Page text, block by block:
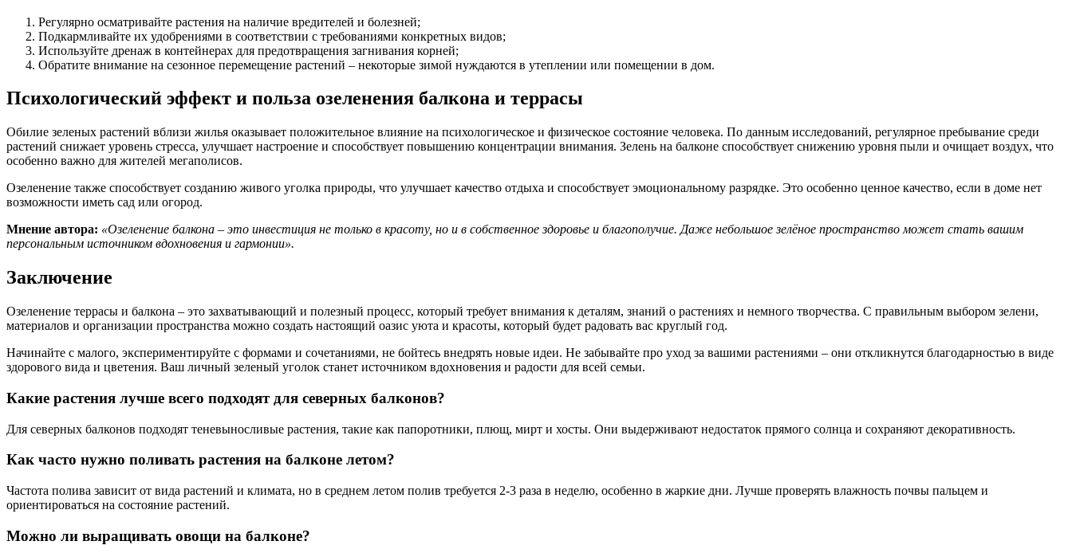
Регулярно осматривайте растения на наличие вредителей и болезней;
Подкармливайте их удобрениями в соответствии с требованиями конкретных видов;
Используйте дренаж в контейнерах для предотвращения загнивания корней;
Обратите внимание на сезонное перемещение растений – некоторые зимой нуждаются в утеплении или помещении в дом.
Психологический эффект и польза озеленения балкона и террасы
Обилие зеленых растений вблизи жилья оказывает положительное влияние на психологическое и физическое состояние человека. По данным исследований, регулярное пребывание среди
растений снижает уровень стресса, улучшает настроение и способствует повышению концентрации внимания. Зелень на балконе способствует снижению уровня пыли и очищает воздух, что
особенно важно для жителей мегаполисов.
Озеленение также способствует созданию живого уголка природы, что улучшает качество отдыха и способствует эмоциональному разрядке. Это особенно ценное качество, если в доме нет
возможности иметь сад или огород.
Мнение автора: «Озеленение балкона – это инвестиция не только в красоту, но и в собственное здоровье и благополучие. Даже небольшое зелёное пространство может стать вашим
персональным источником вдохновения и гармонии».
Заключение
Озеленение террасы и балкона – это захватывающий и полезный процесс, который требует внимания к деталям, знаний о растениях и немного творчества. С правильным выбором зелени,
материалов и организации пространства можно создать настоящий оазис уюта и красоты, который будет радовать вас круглый год.
Начинайте с малого, экспериментируйте с формами и сочетаниями, не бойтесь внедрять новые идеи. Не забывайте про уход за вашими растениями – они откликнутся благодарностью в виде
здорового вида и цветения. Ваш личный зеленый уголок станет источником вдохновения и радости для всей семьи.
Какие растения лучше всего подходят для северных балконов?
Для северных балконов подходят теневыносливые растения, такие как папоротники, плющ, мирт и хосты. Они выдерживают недостаток прямого солнца и сохраняют декоративность.
Как часто нужно поливать растения на балконе летом?
Частота полива зависит от вида растений и климата, но в среднем летом полив требуется 2-3 раза в неделю, особенно в жаркие дни. Лучше проверять влажность почвы пальцем и
ориентироваться на состояние растений.
Можно ли выращивать овощи на балконе?